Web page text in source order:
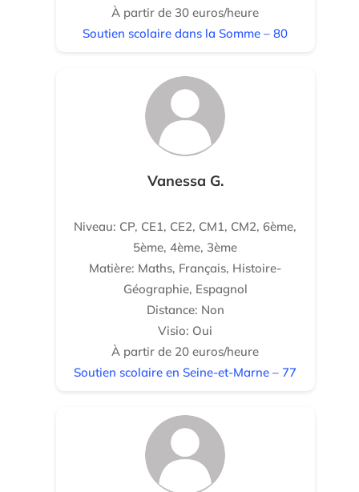
À partir de 30 euros/heure
Soutien scolaire dans la Somme – 80
Vanessa G.
Niveau: CP, CE1, CE2, CM1, CM2, 6ème,
5ème, 4ème, 3ème
Matière: Maths, Français, Histoire-
Géographie, Espagnol
Distance: Non
Visio: Oui
À partir de 20 euros/heure
Soutien scolaire en Seine-et-Marne – 77